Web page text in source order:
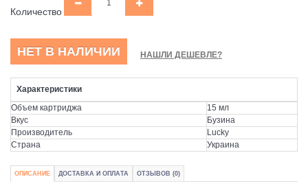
Количество
НЕТ В НАЛИЧИИ НАШЛИ ДЕШЕВЛЕ?
Характеристики
Объем картриджа
15 мл
Вкус
Бузина
Производитель
Lucky
Страна
Украина
ОПИСАНИЕ ДОСТАВКА И ОПЛАТА ОТЗЫВОВ (0)